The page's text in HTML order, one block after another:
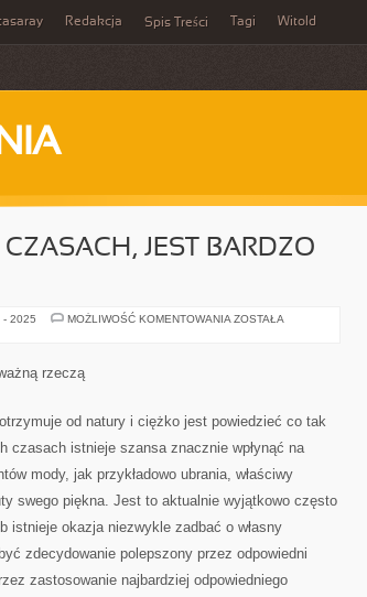
Redakcja Spis Treści Tagi Witold
JEST BARDZO
- 2025 MOŻLIWOŚĆ KOMENTOWANIA MODA
ZOSTAŁA
rzeczą
od natury i ciężko jest powiedzieć co tak
czasach istnieje szansa znacznie wpłynąć na
mody, jak przykładowo ubrania, właściwy
swego piękna. Jest to aktualnie wyjątkowo często
istnieje okazja niezwykle zadbać o własny
zdecydowanie polepszony przez odpowiedni
zastosowanie najbardziej odpowiedniego